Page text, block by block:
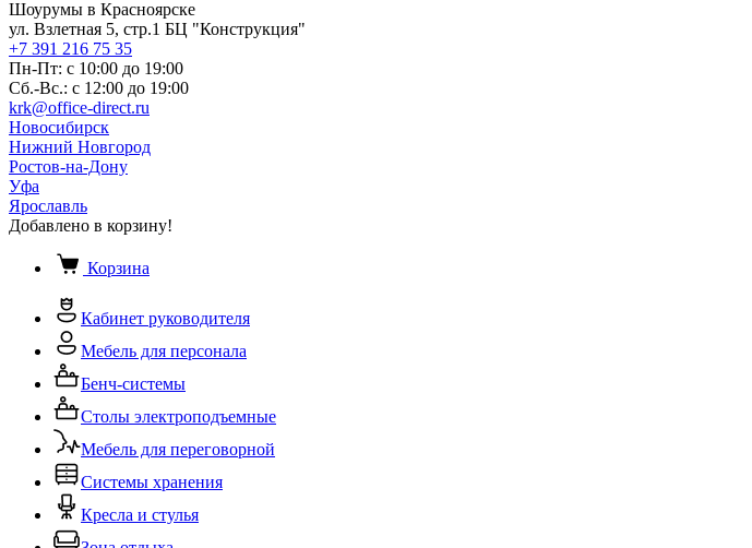
Шоурумы в Красноярске
ул. Взлетная 5, стр.1 БЦ "Конструкция"
+7 391 216 75 35
Пн-Пт: с 10:00 до 19:00
Сб.-Вс.: с 12:00 до 19:00
krk@office-direct.ru
Новосибирск
Нижний Новгород
Ростов-на-Дону
Уфа
Ярославль
Добавлено в корзину!
Корзина
Кабинет руководителя
Мебель для персонала
Бенч-системы
Столы электроподъемные
Мебель для переговорной
Системы хранения
Кресла и стулья